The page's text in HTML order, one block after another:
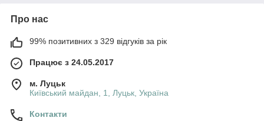
Про нас
99% позитивних з 329 відгуків за рік
Працює з 24.05.2017
м. Луцьк
Київський майдан, 1, Луцьк, Україна
Контакти